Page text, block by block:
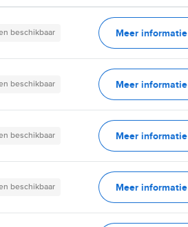
beschikbaar Meer informatie
beschikbaar Meer informatie
beschikbaar Meer informatie
beschikbaar Meer informatie